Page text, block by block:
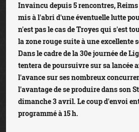
Invaincu depuis 5 rencontres,
mis à l'abri d'une éventuelle lutte
n'est pas le cas de Troyes qui s'est
la zone rouge suite à une excellente
Dans le cadre de la 30e journée de
tentera de poursuivre sur sa lancée
l'avance sur ses nombreux
l'avantage de se produire dans son
dimanche 3 avril. Le coup d'envoi
programmé à 15 h.